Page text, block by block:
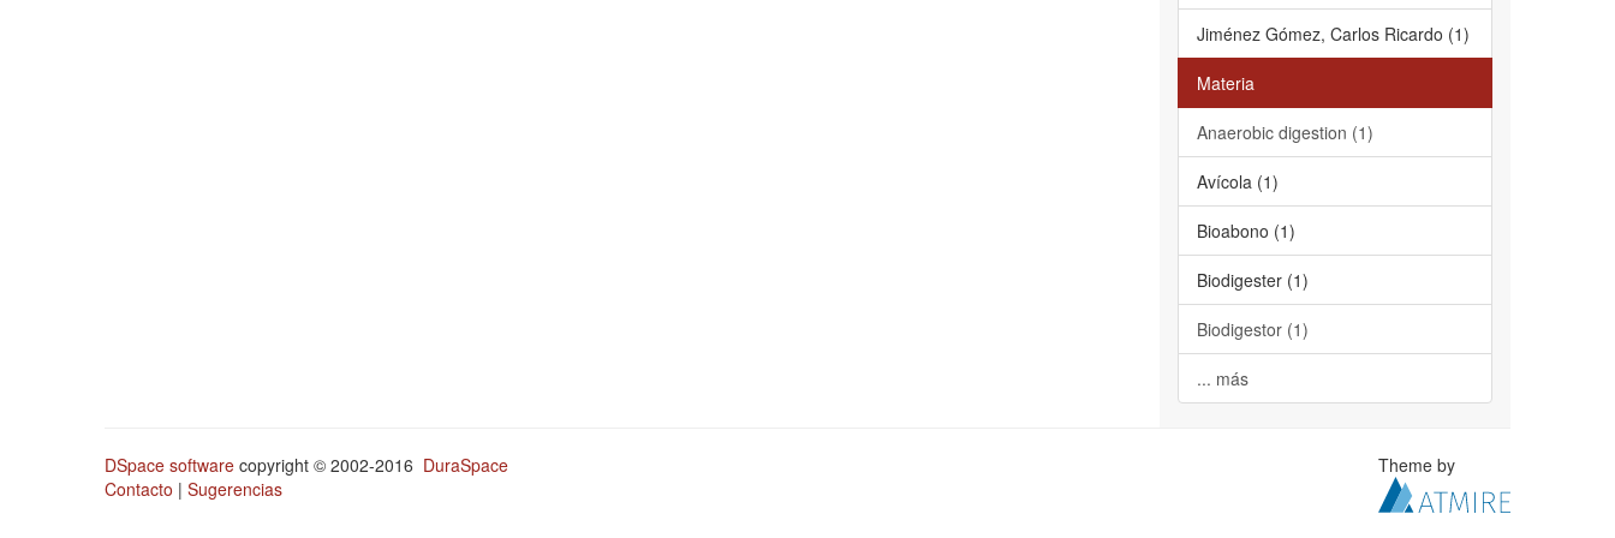
Jiménez Gómez, Carlos Ricardo (1)
Materia
Anaerobic digestion (1)
Avícola (1)
Bioabono (1)
Biodigester (1)
Biodigestor (1)
... más
DSpace software copyright © 2002-2016 DuraSpace
Contacto | Sugerencias
Theme by